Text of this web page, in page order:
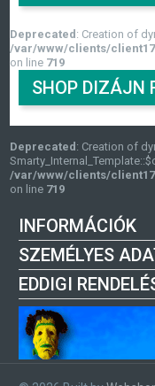
Deprecated : Creation of
/var/www/clients/
on line 719
SHOP DIZÁJN
Deprecated : Creation of
/var/www/clients/
on line 719
INFORMÁCIÓK
SZEMÉLYES
EDDIGI